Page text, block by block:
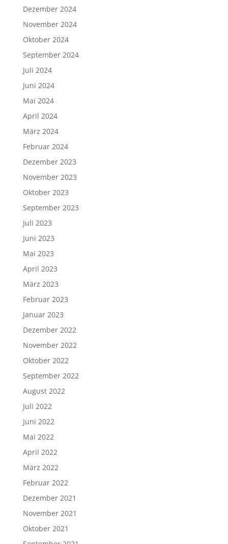
Dezember 2024
November 2024
Oktober 2024
September 2024
Juli 2024
Juni 2024
Mai 2024
April 2024
März 2024
Februar 2024
Dezember 2023
November 2023
Oktober 2023
September 2023
Juli 2023
Juni 2023
Mai 2023
April 2023
März 2023
Februar 2023
Januar 2023
Dezember 2022
November 2022
Oktober 2022
September 2022
August 2022
Juli 2022
Juni 2022
Mai 2022
April 2022
März 2022
Februar 2022
Dezember 2021
November 2021
Oktober 2021